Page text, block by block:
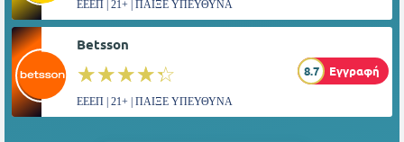
ΕΕΕΠ | 21+ | ΠΑΙΞΕ ΥΠΕΥΘΥΝΑ
Betsson
☆☆☆☆☆
★★★★★ 8.7 Εγγραφή
ΕΕΕΠ | 21+ | ΠΑΙΞΕ ΥΠΕΥΘΥΝΑ